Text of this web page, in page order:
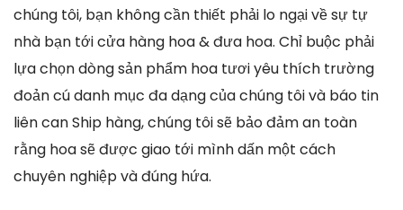
chúng tôi, bạn không cần thiết phải lo ngại về sự tự
nhà bạn tới cửa hàng hoa & đưa hoa. Chỉ buộc phải
lựa chọn dòng sản phẩm hoa tươi yêu thích trường
đoản cú danh mục đa dạng của chúng tôi và báo tin
liên can Ship hàng, chúng tôi sẽ bảo đảm an toàn
rằng hoa sẽ được giao tới mình dấn một cách
chuyên nghiệp và đúng hứa.